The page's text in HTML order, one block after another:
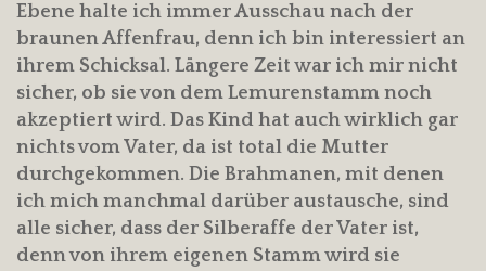
Ebene halte ich immer Ausschau nach der
braunen Affenfrau, denn ich bin interessiert an
ihrem Schicksal. Längere Zeit war ich mir nicht
sicher, ob sie von dem Lemurenstamm noch
akzeptiert wird. Das Kind hat auch wirklich gar
nichts vom Vater, da ist total die Mutter
durchgekommen. Die Brahmanen, mit denen
ich mich manchmal darüber austausche, sind
alle sicher, dass der Silberaffe der Vater ist,
denn von ihrem eigenen Stamm wird sie